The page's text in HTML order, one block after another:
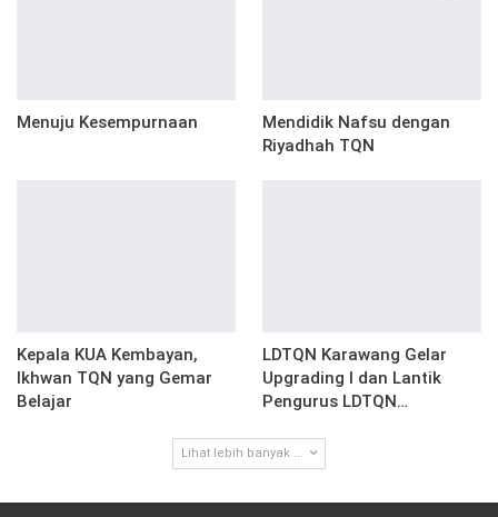
Menuju Kesempurnaan
Mendidik Nafsu dengan
Riyadhah TQN
Kepala KUA Kembayan,
Ikhwan TQN yang Gemar
Belajar
LDTQN Karawang Gelar
Upgrading I dan Lantik
Pengurus LDTQN…
Lihat lebih banyak ...